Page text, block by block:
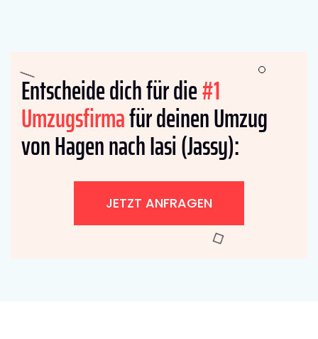
Entscheide dich für die#1
Umzugsfirmafür deinen Umzug
von Hagen nach Iasi (Jassy):
JETZT ANFRAGEN